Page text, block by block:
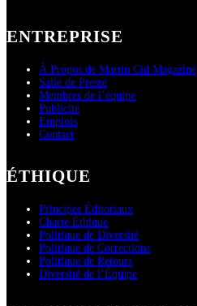
ENTREPRISE
À Propos de Martin Cid Magazine
Salle de Presse
Membres de l’équipe
Publicité
Emplois
Contact
ÉTHIQUE
Principes Éditoriaux
Charte Éthique
Politique de Diversité
Politique de Corrections
Politique de Retours
Diversité de l’Équipe